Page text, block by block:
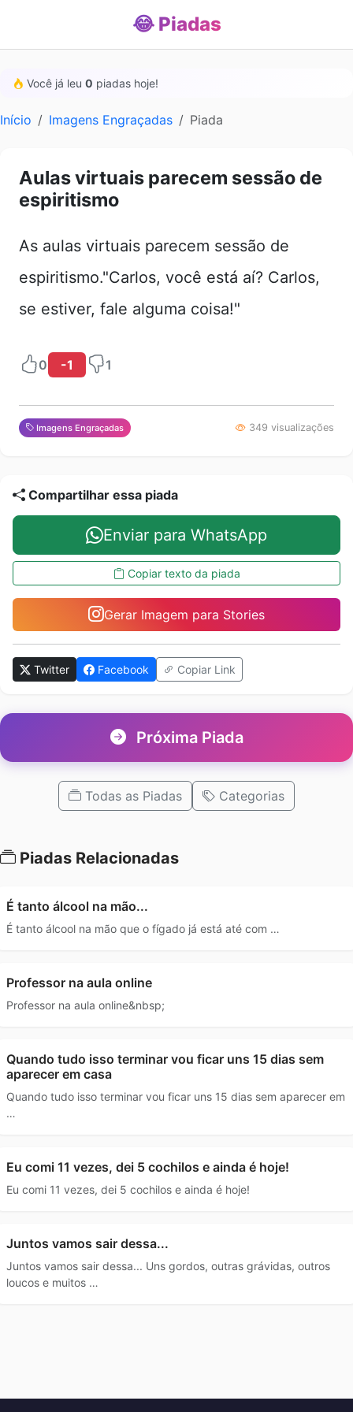
😂 Piadas
Você já leu 0 piadas hoje!
Início Imagens Engraçadas Piada
Aulas virtuais parecem sessão de
espiritismo
As aulas virtuais parecem sessão de
espiritismo."Carlos, você está aí? Carlos,
se estiver, fale alguma coisa!"
0 -1 1
Imagens Engraçadas 349 visualizações
Compartilhar essa piada
Enviar para WhatsApp
Copiar texto da piada
Gerar Imagem para Stories
Twitter Facebook Copiar Link
Próxima Piada
Todas as Piadas Categorias
Piadas Relacionadas
É tanto álcool na mão...
É tanto álcool na mão que o fígado já está até com …
Professor na aula online
Professor na aula online&nbsp;
Quando tudo isso terminar vou ficar uns 15 dias sem
aparecer em casa
Quando tudo isso terminar vou ficar uns 15 dias sem aparecer em
…
Eu comi 11 vezes, dei 5 cochilos e ainda é hoje!
Eu comi 11 vezes, dei 5 cochilos e ainda é hoje!
Juntos vamos sair dessa...
Juntos vamos sair dessa... Uns gordos, outras grávidas, outros
loucos e muitos …